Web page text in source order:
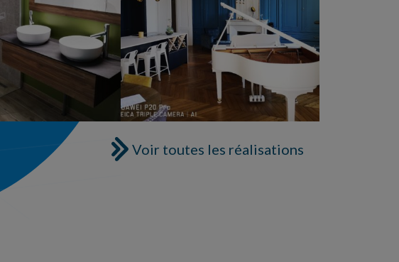
Voir toutes les réalisations